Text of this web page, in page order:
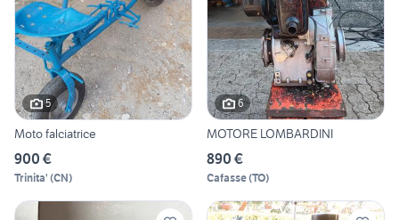
5
Moto falciatrice
900 €
Trinita' (CN)
6
MOTORE LOMBARDINI
890 €
Cafasse(TO)